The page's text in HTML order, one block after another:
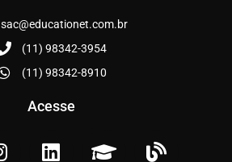
sac@educationet.com.br
(11) 98342-3954
(11) 98342-8910
Acesse